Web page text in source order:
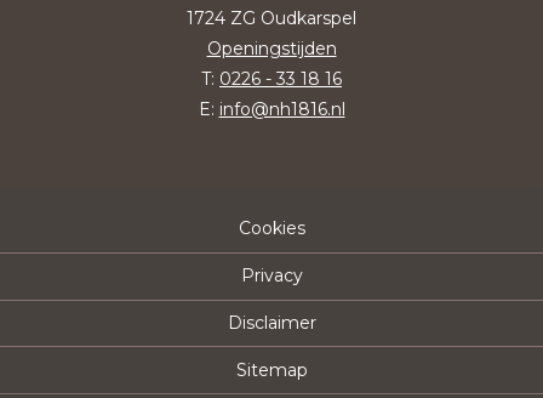
1724 ZG Oudkarspel
Openingstijden
T: 0226 - 33 18 16
E: info@nh1816.nl
Cookies
Privacy
Disclaimer
Sitemap